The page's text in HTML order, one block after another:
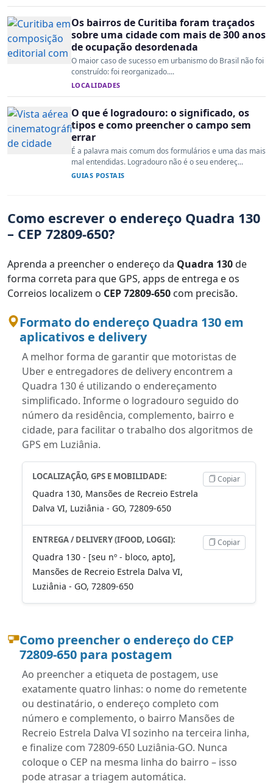
Os bairros de Curitiba foram traçados
sobre uma cidade com mais de 300 anos
de ocupação desordenada
O maior caso de sucesso em urbanismo do Brasil não foi
construído: foi reorganizado....
LOCALIDADES
O que é logradouro: o significado, os
tipos e como preencher o campo sem
errar
É a palavra mais comum dos formulários e uma das mais
mal entendidas. Logradouro não é o seu endereç...
GUIAS POSTAIS
Como escrever o endereço Quadra 130
– CEP 72809-650?
Aprenda a preencher o endereço da Quadra 130de
forma correta para que GPS, apps de entrega e os
Correios localizem o CEP 72809-650 com precisão.
Formato do endereço Quadra 130 em
aplicativos e delivery
A melhor forma de garantir que motoristas de
Uber e entregadores de delivery encontrem a
Quadra 130 é utilizando o endereçamento
simplificado. Informe o logradouro seguido do
número da residência, complemento, bairro e
cidade, para facilitar o trabalho dos algoritmos de
GPS em Luziânia.
LOCALIZAÇÃO, GPS E MOBILIDADE:
Quadra 130, Mansões de Recreio Estrela
Dalva VI, Luziânia - GO, 72809-650
Copiar
ENTREGA / DELIVERY (IFOOD, LOGGI):
Quadra 130 - [seu nº - bloco, apto],
Mansões de Recreio Estrela Dalva VI,
Luziânia - GO, 72809-650
Copiar
Como preencher o endereço do CEP
72809-650 para postagem
Ao preencher a etiqueta de postagem, use
exatamente quatro linhas: o nome do remetente
ou destinatário, o endereço completo com
número e complemento, o bairro Mansões de
Recreio Estrela Dalva VI sozinho na terceira linha,
e finalize com 72809-650 Luziânia-GO. Nunca
coloque o CEP na mesma linha do bairro – isso
pode atrasar a triagem automática.